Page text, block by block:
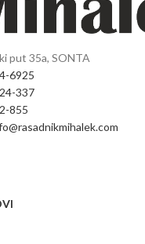
put 35a, SONTA
6925
337
855